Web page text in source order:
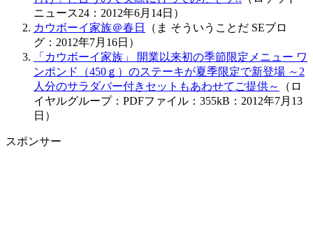
ニュース24：2012年6月14日）
カウボーイ家族＠春日
（ま そういうことだ SEブロ
グ：2012年7月16日）
「カウボーイ家族」 開業以来初の季節限定メニュー ワ
ンポンド（450ｇ）のステーキが夏季限定で新登場 ～2
人分のサラダバー付きセットもあわせてご提供～
（ロ
イヤルグループ：PDFファイル：355kB：2012年7月13
日）
スポンサー